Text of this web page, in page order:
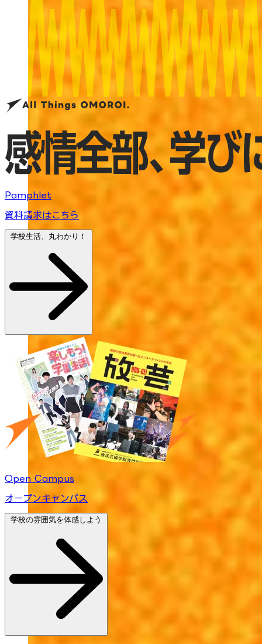
Pamphlet
資料請求はこちら
学校生活、丸わかり！
Open Campus
オープンキャンパス
学校の雰囲気を体感しよう